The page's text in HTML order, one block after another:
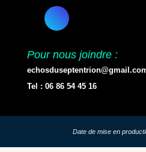
Pour nous joindre :
Tel : 06 86 54 45 16
Date de mise en